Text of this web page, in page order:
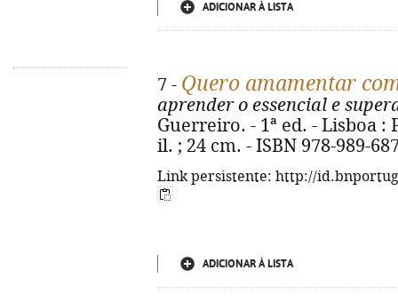
ADICIONAR À LISTA
7 - Quero amamentar
aprender o essencial e
Guerreiro. - 1ª ed. - Lisboa :
il. ; 24 cm. - ISBN 978-989-
Link persistente: http://
ADICIONAR À LISTA